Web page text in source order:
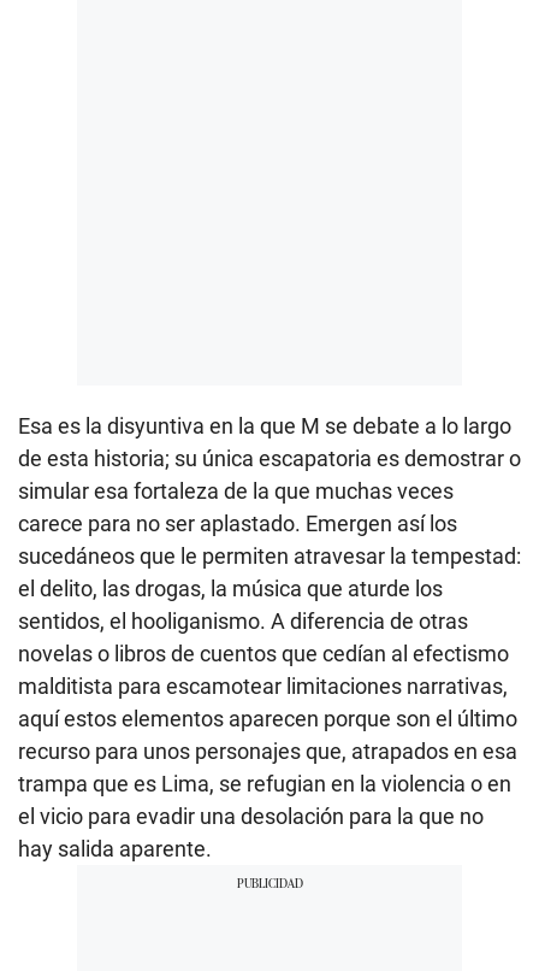
Esa es la disyuntiva en la que M se debate a lo largo
de esta historia; su única escapatoria es demostrar o
simular esa fortaleza de la que muchas veces
carece para no ser aplastado. Emergen así los
sucedáneos que le permiten atravesar la tempestad:
el delito, las drogas, la música que aturde los
sentidos, el hooliganismo. A diferencia de otras
novelas o libros de cuentos que cedían al efectismo
malditista para escamotear limitaciones narrativas,
aquí estos elementos aparecen porque son el último
recurso para unos personajes que, atrapados en esa
trampa que es Lima, se refugian en la violencia o en
el vicio para evadir una desolación para la que no
hay salida aparente.